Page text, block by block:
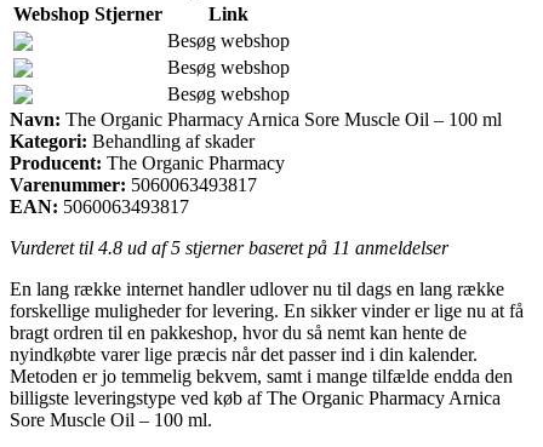
Webshop Stjerner
Link
Besøg webshop
Besøg webshop
Besøg webshop
Navn: The Organic Pharmacy Arnica Sore Muscle Oil – 100 ml
Kategori: Behandling af skader
Producent: The Organic Pharmacy
Varenummer: 5060063493817
EAN: 5060063493817
Vurderet til 4.8 ud af 5 stjerner baseret på 11 anmeldelser
En lang række internet handler udlover nu til dags en lang række
forskellige muligheder for levering. En sikker vinder er lige nu at få
bragt ordren til en pakkeshop, hvor du så nemt kan hente de
nyindkøbte varer lige præcis når det passer ind i din kalender.
Metoden er jo temmelig bekvem, samt i mange tilfælde endda den
billigste leveringstype ved køb af The Organic Pharmacy Arnica
Sore Muscle Oil – 100 ml.